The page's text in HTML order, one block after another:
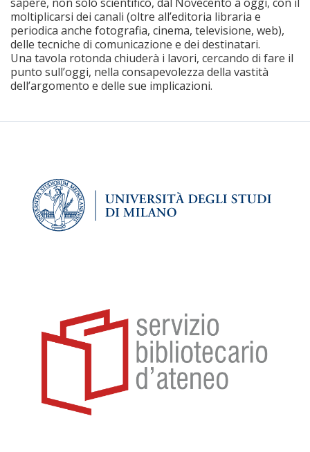
moltiplicarsi dei canali (oltre all’editoria libraria e
periodica anche fotografia, cinema, televisione, web),
delle tecniche di comunicazione e dei destinatari.
Una tavola rotonda chiuderà i lavori, cercando di fare il
punto sull’oggi, nella consapevolezza della vastità
dell’argomento e delle sue implicazioni.